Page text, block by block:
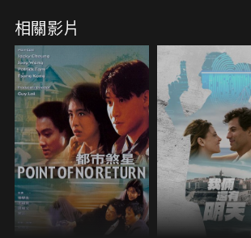
相關影片